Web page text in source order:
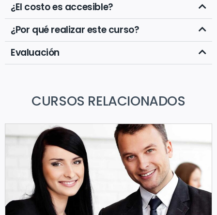
¿El costo es accesible?
¿Por qué realizar este curso?
Evaluación
CURSOS RELACIONADOS